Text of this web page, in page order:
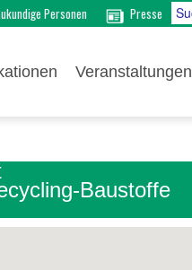
Personen Presse
Veranstaltungen
Baustoffe